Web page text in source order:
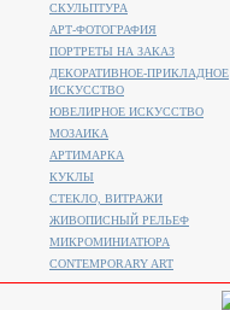
СКУЛЬПТУРА
АРТ-ФОТОГРАФИЯ
ПОРТРЕТЫ НА ЗАКАЗ
ДЕКОРАТИВНОЕ-ПРИКЛАДНОЕ
ИСКУССТВО
ЮВЕЛИРНОЕ ИСКУССТВО
МОЗАИКА
АРТИМАРКА
КУКЛЫ
СТЕКЛО, ВИТРАЖИ
ЖИВОПИСНЫЙ РЕЛЬЕФ
МИКРОМИНИАТЮРА
CONTEMPORARY ART